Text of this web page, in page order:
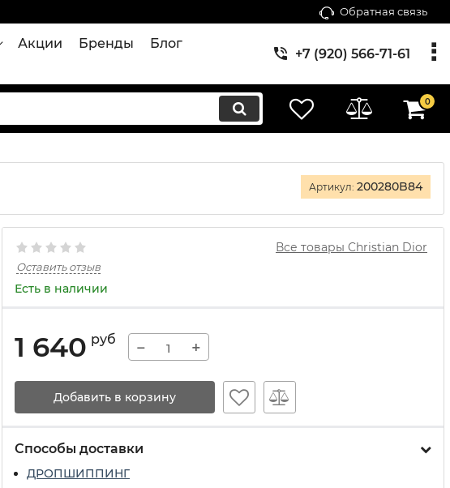
Обратная связь
Акции Бренды
Блог
+7 (920) 566-71-61
0
Артикул: 200280B84
Все товары Christian Dior
Оставить отзыв
Есть в наличии
1 640 руб − +
Добавить в корзину
Способы доставки
ДРОПШИППИНГ